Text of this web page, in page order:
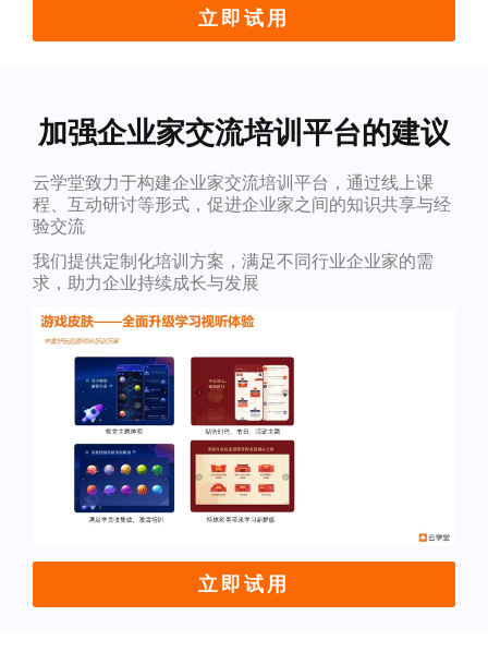
立即试用
加强企业家交流培训平台的建议
云学堂致力于构建企业家交流培训平台，通过线上课
程、互动研讨等形式，促进企业家之间的知识共享与经
验交流
我们提供定制化培训方案，满足不同行业企业家的需
求，助力企业持续成长与发展
立即试用